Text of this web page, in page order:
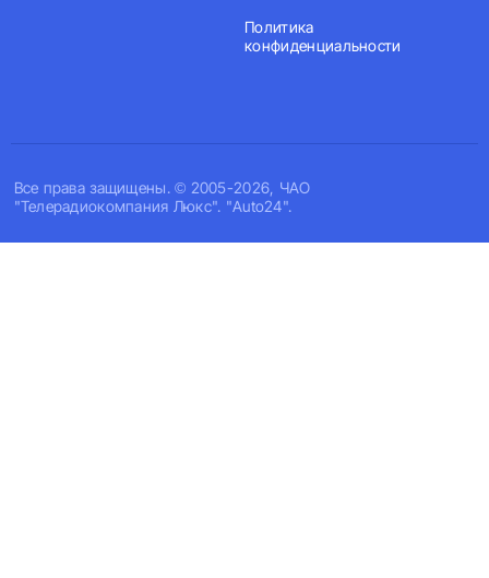
Все права защищены. © 2005-2026, ЧАО
"Телерадиокомпания Люкс". "Auto24".
Политика
конфиденциальности